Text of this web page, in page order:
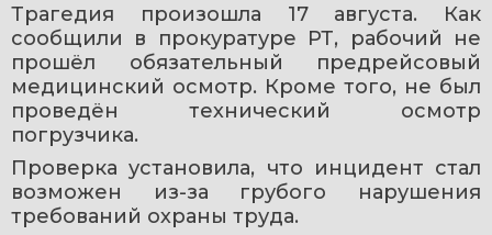
Трагедия произошла 17 августа. Как
сообщили в прокуратуре РТ, рабочий не
прошёл обязательный предрейсовый
медицинский осмотр. Кроме того, не был
проведён технический осмотр
погрузчика.
Проверка установила, что инцидент стал
возможен из-за грубого нарушения
требований охраны труда.